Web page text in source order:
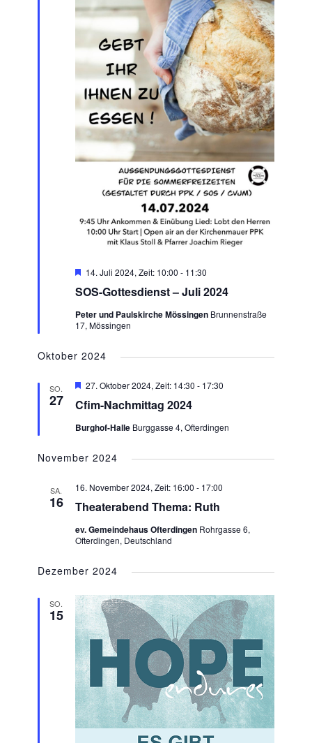
SOS-Gottesdienst – Juli 2024
Hervorgehoben
14. Juli 2024, Zeit: 10:00 - 11:30
Peter und Paulskirche Mössingen Brunnenstraße
17, Mössingen
Oktober 2024
SO.
27 Cfim-Nachmittag 2024
Hervorgehoben
27. Oktober 2024, Zeit: 14:30 - 17:30
Burghof-Halle Burggasse 4, Ofterdingen
November 2024
SA.
16 Theaterabend Thema: Ruth
16. November 2024, Zeit: 16:00 - 17:00
ev. Gemeindehaus Ofterdingen Rohrgasse 6,
Ofterdingen, Deutschland
Dezember 2024
SO.
15